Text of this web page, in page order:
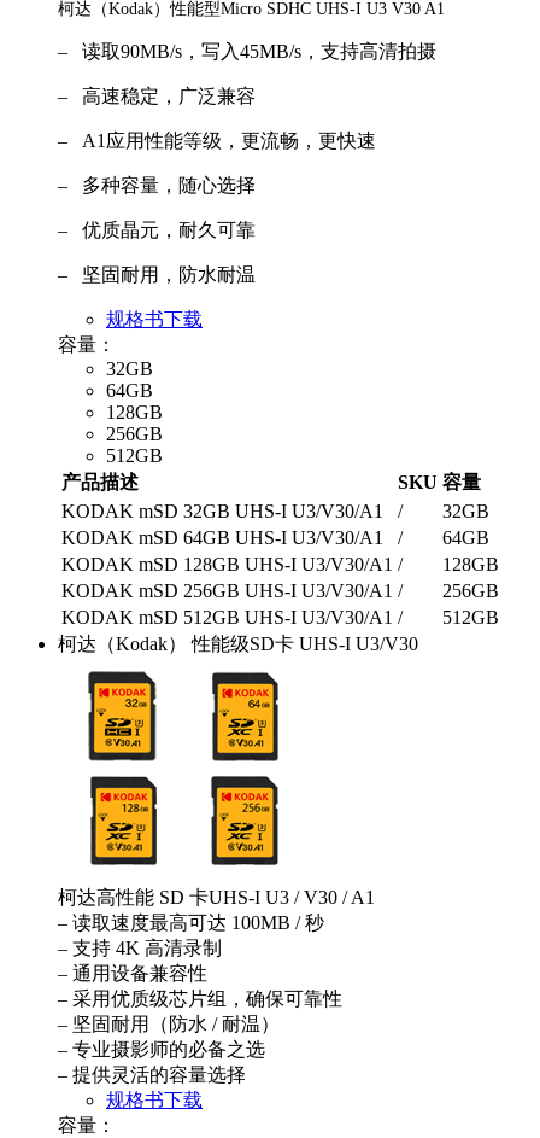
柯达（Kodak）性能型Micro SDHC UHS-I U3 V30 A1
– 读取90MB/s，写入45MB/s，支持高清拍摄
– 高速稳定，广泛兼容
– A1应用性能等级，更流畅，更快速
– 多种容量，随心选择
– 优质晶元，耐久可靠
– 坚固耐用，防水耐温
规格书下载
容量：
32GB
64GB
128GB
256GB
512GB
产品描述
SKU 容量
KODAK mSD 32GB UHS-I U3/V30/A1
/
32GB
KODAK mSD 64GB UHS-I U3/V30/A1
/
64GB
KODAK mSD 128GB UHS-I U3/V30/A1 /
128GB
KODAK mSD 256GB UHS-I U3/V30/A1 /
256GB
KODAK mSD 512GB UHS-I U3/V30/A1 /
512GB
柯达（Kodak） 性能级SD卡 UHS-I U3/V30
柯达高性能 SD 卡UHS-I U3 / V30 / A1
– 读取速度最高可达 100MB / 秒
– 支持 4K 高清录制
– 通用设备兼容性
– 采用优质级芯片组，确保可靠性
– 坚固耐用（防水 / 耐温）
– 专业摄影师的必备之选
– 提供灵活的容量选择
规格书下载
容量：